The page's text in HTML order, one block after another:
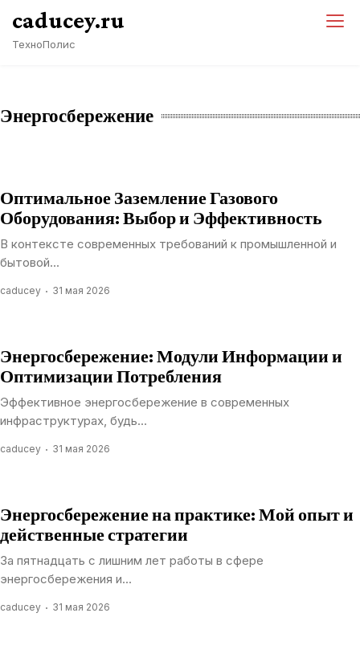
Перейти
содержимому
caducey.ru
ТехноПолис
Энергосбережение
Оптимальное Заземление Газового
Оборудования: Выбор и Эффективность
В контексте современных требований к промышленной и
бытовой...
caducey 31 мая 2026
Энергосбережение: Модули Информации и
Оптимизации Потребления
Эффективное энергосбережение в современных
инфраструктурах, будь...
caducey 31 мая 2026
Энергосбережение на практике: Мой опыт и
действенные стратегии
За пятнадцать с лишним лет работы в сфере
энергосбережения и...
caducey 31 мая 2026